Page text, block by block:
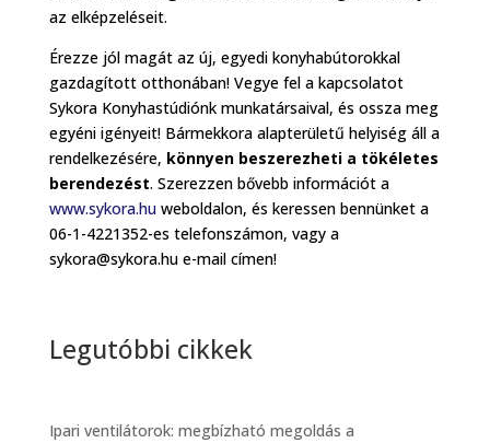
az elképzeléseit.
Érezze jól magát az új, egyedi konyhabútorokkal
gazdagított otthonában! Vegye fel a kapcsolatot
Sykora Konyhastúdiónk munkatársaival, és ossza meg
egyéni igényeit! Bármekkora alapterületű helyiség áll a
rendelkezésére, könnyen beszerezheti a tökéletes
berendezést. Szerezzen bővebb információt a
www.sykora.huweboldalon, és keressen bennünket a
06-1-4221352-es telefonszámon, vagy a
sykora@sykora.hu e-mail címen!
Legutóbbi cikkek
Ipari ventilátorok: megbízható megoldás a